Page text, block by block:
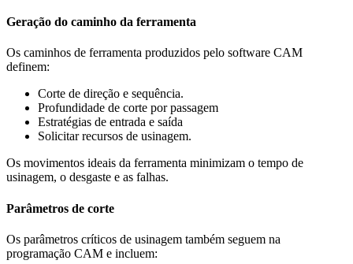
Geração do caminho da ferramenta
Os caminhos de ferramenta produzidos pelo software CAM
definem:
Corte de direção e sequência.
Profundidade de corte por passagem
Estratégias de entrada e saída
Solicitar recursos de usinagem.
Os movimentos ideais da ferramenta minimizam o tempo de
usinagem, o desgaste e as falhas.
Parâmetros de corte
Os parâmetros críticos de usinagem também seguem na
programação CAM e incluem: